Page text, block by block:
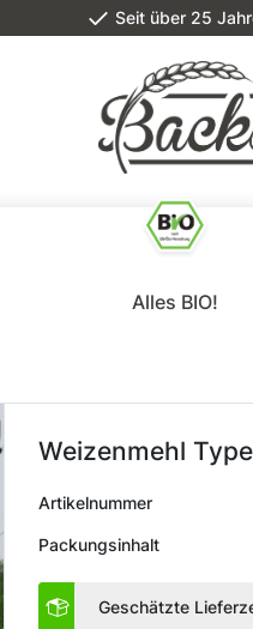
Seit über 25
Alles BIO!
Weizenmehl
Artikelnummer
Packungsinhalt
Geschätzte